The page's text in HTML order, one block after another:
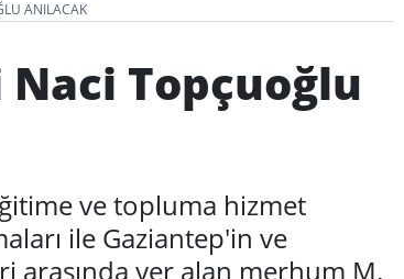
ANILACAK
Topçuoğlu
ve topluma hizmet
ile Gaziantep'in ve
arasında yer alan merhum M.